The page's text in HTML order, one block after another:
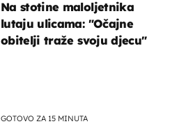
Na stotine maloljetnika
lutaju ulicama: "Očajne
obitelji traže svoju djecu"
GOTOVO ZA 15 MINUTA